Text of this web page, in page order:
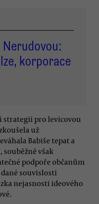
Nerudovou:
korporace
strategii pro levicovou
už
Babiše tepat a
souběžně však
podpoře občanům
souvislosti
nejasnosti ideového